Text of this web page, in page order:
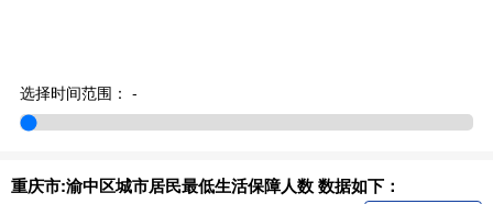
选择时间范围： -
重庆市:渝中区城市居民最低生活保障人数 数据如下：